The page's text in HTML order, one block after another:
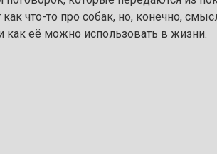
что-то про собак, но, конечно,
как её можно использовать в жизни.